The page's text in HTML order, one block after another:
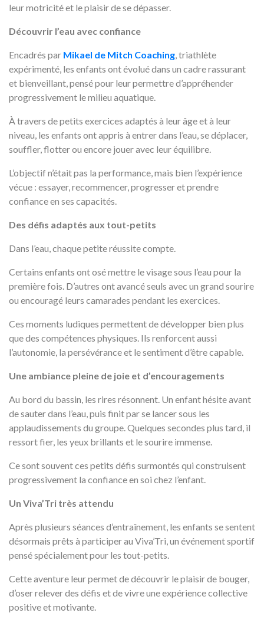
leur motricité et le plaisir de se dépasser.
Découvrir l’eau avec confiance
Encadrés par Mikael de Mitch Coaching, triathlète
expérimenté, les enfants ont évolué dans un cadre rassurant
et bienveillant, pensé pour leur permettre d’appréhender
progressivement le milieu aquatique.
À travers de petits exercices adaptés à leur âge et à leur
niveau, les enfants ont appris à entrer dans l’eau, se déplacer,
souffler, flotter ou encore jouer avec leur équilibre.
L’objectif n’était pas la performance, mais bien l’expérience
vécue : essayer, recommencer, progresser et prendre
confiance en ses capacités.
Des défis adaptés aux tout-petits
Dans l’eau, chaque petite réussite compte.
Certains enfants ont osé mettre le visage sous l’eau pour la
première fois. D’autres ont avancé seuls avec un grand sourire
ou encouragé leurs camarades pendant les exercices.
Ces moments ludiques permettent de développer bien plus
que des compétences physiques. Ils renforcent aussi
l’autonomie, la persévérance et le sentiment d’être capable.
Une ambiance pleine de joie et d’encouragements
Au bord du bassin, les rires résonnent. Un enfant hésite avant
de sauter dans l’eau, puis finit par se lancer sous les
applaudissements du groupe. Quelques secondes plus tard, il
ressort fier, les yeux brillants et le sourire immense.
Ce sont souvent ces petits défis surmontés qui construisent
progressivement la confiance en soi chez l’enfant.
Un Viva’Tri très attendu
Après plusieurs séances d’entraînement, les enfants se sentent
désormais prêts à participer au Viva’Tri, un événement sportif
pensé spécialement pour les tout-petits.
Cette aventure leur permet de découvrir le plaisir de bouger,
d’oser relever des défis et de vivre une expérience collective
positive et motivante.